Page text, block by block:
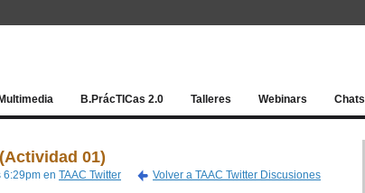
Multimedia B.PrácTICas 2.0 Talleres Webinars Chats
01)
6:29pm en TAAC Twitter Volver a TAAC Twitter Discusiones